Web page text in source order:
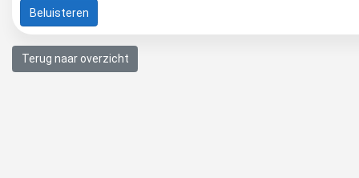
Beluisteren
Terug naar overzicht